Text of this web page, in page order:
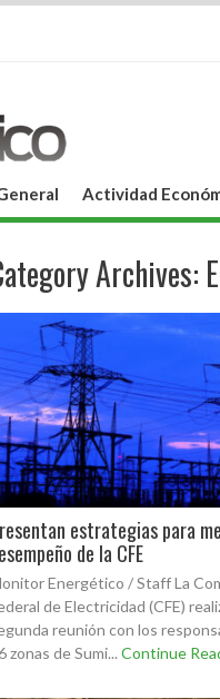
Actividad
Archives:
estrategias para
de la CFE
Energético / Staff La
de Electricidad (CFE)
reunión con los
zonas de Sumi... Continue